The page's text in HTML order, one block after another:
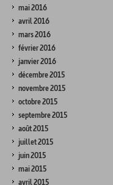
mai 2016
avril 2016
mars 2016
février 2016
janvier 2016
décembre 2015
novembre 2015
octobre 2015
septembre 2015
août 2015
juillet 2015
juin 2015
mai 2015
avril 2015